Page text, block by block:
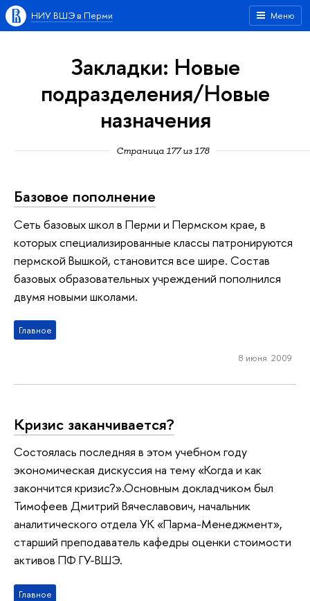
Меню
НИУ ВШЭ в Перми
Закладки: Новые
подразделения/Новые
назначения
Страница 177 из 178
Базовое пополнение
Сеть базовых школ в Перми и Пермском крае, в
которых специализированные классы патронируются
пермской Вышкой, становится все шире. Состав
базовых образовательных учреждений пополнился
двумя новыми школами.
Главное
8 июня 2009
Кризис заканчивается?
Состоялась последняя в этом учебном году
экономическая дискуссия на тему «Когда и как
закончится кризис?».Основным докладчиком был
Тимофеев Дмитрий Вячеславович, начальник
аналитического отдела УК «Парма-Менеджмент»,
старший преподаватель кафедры оценки стоимости
активов ПФ ГУ-ВШЭ.
Главное